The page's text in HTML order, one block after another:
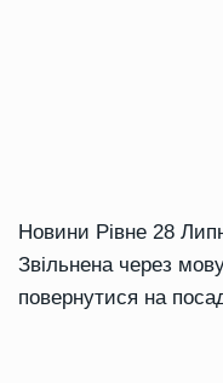
Новини Рівне 28
Звільнена через
повернутися на